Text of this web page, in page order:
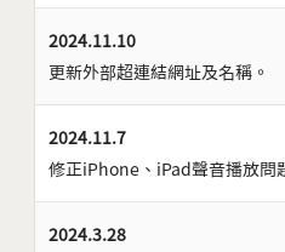
2024.11.10
更新外部超連結網址及名稱。
2024.11.7
修正iPhone、iPad聲音播放問
2024.3.28